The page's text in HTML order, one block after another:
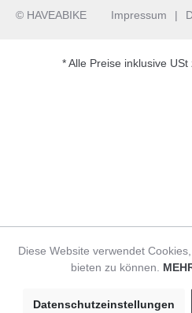
© HAVEABIKE Impressum |
* Alle Preise inklusive
Diese Website verwendet
bieten zu können.
Datenschutzeinstellungen